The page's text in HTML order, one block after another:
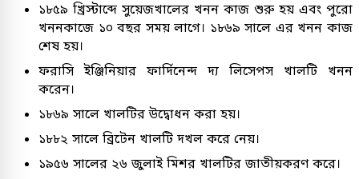
১৮৫৯ খ্রিস্টাব্দে সুয়েজখালের খনন কাজ শুরু হয় এবং পুরো
খননকাজে ১০ বছর সময় লাগে। ১৮৬৯ সালে এর খনন কাজ
শেষ হয়।
ফরাসি ইঞ্জিনিয়ার ফার্দিনেন্দ দ্য লিসেপস খালটি খনন
করেন।
১৮৬৯ সালে খালটির উদ্বোধন করা হয়।
১৮৮২ সালে ব্রিটেন খালটি দখল করে নেয়।
১৯৫৬ সালের ২৬ জুলাই মিশর খালটির জাতীয়করণ করে।